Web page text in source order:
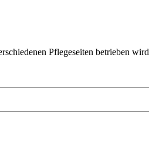
Pflegeseiten betrieben wird